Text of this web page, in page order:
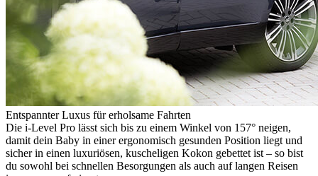
Entspannter Luxus für erholsame Fahrten
Die i-Level Pro lässt sich bis zu einem Winkel von 157° neigen,
damit dein Baby in einer ergonomisch gesunden Position liegt und
sicher in einen luxuriösen, kuscheligen Kokon gebettet ist – so bist
du sowohl bei schnellen Besorgungen als auch auf langen Reisen